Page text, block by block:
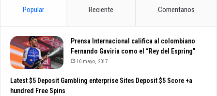
Popular Reciente Comentarios
Prensa Internacional califica al colombiano
Fernando Gaviria como el “Rey del Espring”
10 mayo, 2017
Latest $5 Deposit Gambling enterprise Sites Deposit $5 Score +a
hundred Free Spins